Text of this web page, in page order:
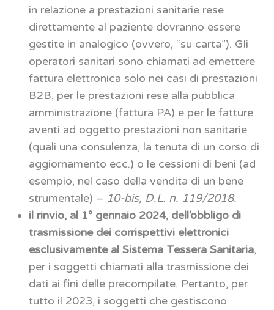
in relazione a prestazioni sanitarie rese
direttamente al paziente dovranno essere
gestite in analogico (ovvero, “su carta”). Gli
operatori sanitari sono chiamati ad emettere
fattura elettronica solo nei casi di prestazioni
B2B, per le prestazioni rese alla pubblica
amministrazione (fattura PA) e per le fatture
aventi ad oggetto prestazioni non sanitarie
(quali una consulenza, la tenuta di un corso di
aggiornamento ecc.) o le cessioni di beni (ad
esempio, nel caso della vendita di un bene
strumentale) – 10-bis, D.L. n. 119/2018.
il rinvio, al 1° gennaio 2024, dell’obbligo di
trasmissione dei corrispettivi elettronici
esclusivamente al Sistema Tessera Sanitaria,
per i soggetti chiamati alla trasmissione dei
dati ai fini delle precompilate. Pertanto, per
tutto il 2023, i soggetti che gestiscono